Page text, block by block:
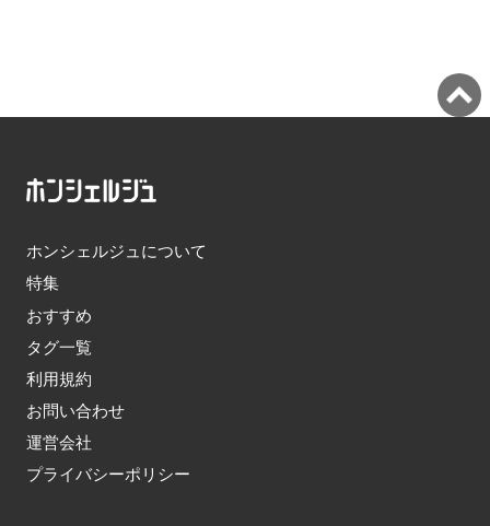
ホンシェルジュについて
特集
おすすめ
タグ一覧
利用規約
お問い合わせ
運営会社
プライバシーポリシー